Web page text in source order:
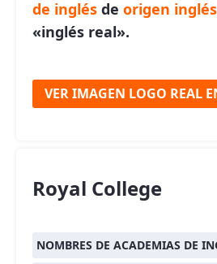
de inglés de origen inglés
«inglés real».
VER IMAGEN LOGO REAL
Royal College
NOMBRES DE ACADEMIAS DE